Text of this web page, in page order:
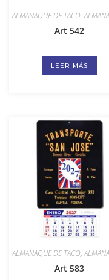
ALMANAQUE DE TACO,
Art 542
LEER MÁS
ALMANAQUE DE TACO,
Art 583